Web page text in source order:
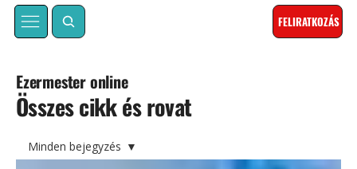
FELIRATKOZÁS
Összes cikk és rovat
Ezermester online
Minden bejegyzés